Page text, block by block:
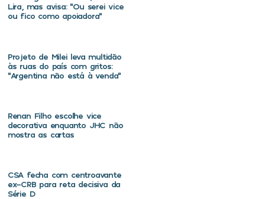
Lira, mas avisa: “Ou serei vice
ou fico como apoiadora”
Projeto de Milei leva multidão
às ruas do país com gritos:
“Argentina não está à venda”
Renan Filho escolhe vice
decorativa enquanto JHC não
mostra as cartas
CSA fecha com centroavante
ex-CRB para reta decisiva da
Série D